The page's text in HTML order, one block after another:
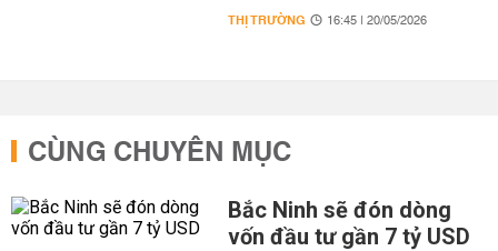
THỊ TRƯỜNG 16:45 | 20/05/2026
CÙNG CHUYÊN MỤC
Bắc Ninh sẽ đón dòng
vốn đầu tư gần 7 tỷ USD